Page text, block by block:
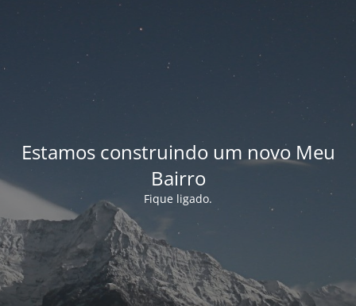
Estamos construindo um novo Meu
Bairro
Fique ligado.